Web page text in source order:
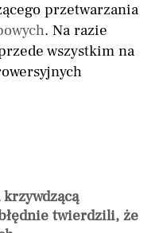
przetwarzania
. Na razie
wszystkim na
twierdzili, że